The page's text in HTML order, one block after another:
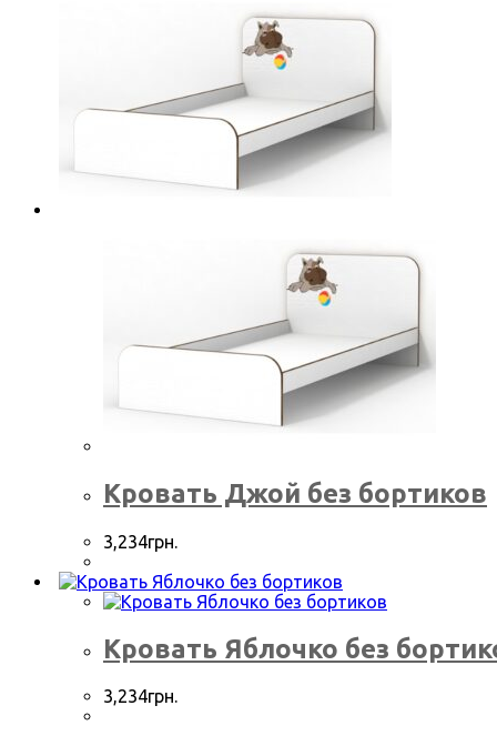
Кровать Джой без бортиков
3,234грн.
Кровать Яблочко без
3,234грн.